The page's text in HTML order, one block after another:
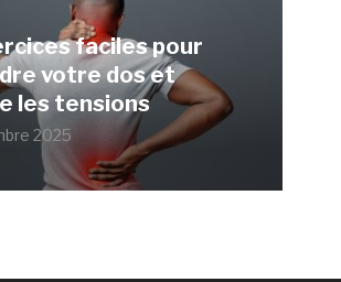
faciles pour
votre dos et
les tensions
2025